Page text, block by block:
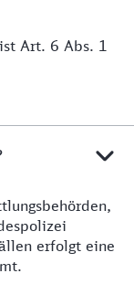
Art. 6 Abs. 1
erfolgt eine